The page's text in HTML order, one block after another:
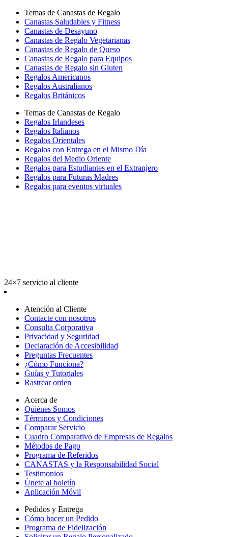
Temas de Canastas de Regalo
Canastas Saludables y Fitness
Canastas de Desayuno
Canastas de Regalo Vegetarianas
Canastas de Regalo de Queso
Canastas de Regalo para Equipos
Canastas de Regalo sin Gluten
Regalos Americanos
Regalos Australianos
Regalos Británicos
Temas de Canastas de Regalo
Regalos Irlandeses
Regalos Italianos
Regalos Orientales
Regalos con Entrega en el Mismo Día
Regalos del Medio Oriente
Regalos para Estudiantes en el Extranjero
Regalos para Futuras Madres
Regalos para eventos virtuales
24×7 servicio al cliente
Atención al Cliente
Contacte con nosotros
Consulta Corporativa
Privacidad y Seguridad
Declaración de Accesibilidad
Preguntas Frecuentes
¿Cómo Funciona?
Guías y Tutoriales
Rastrear orden
Acerca de
Quiénes Somos
Términos y Condiciones
Comparar Servicio
Cuadro Comparativo de Empresas de Regalos
Métodos de Pago
Programa de Referidos
CANASTAS y la Responsabilidad Social
Testimonios
Únete al boletín
Aplicación Móvil
Pedidos y Entrega
Cómo hacer un Pedido
Programa de Fidelización